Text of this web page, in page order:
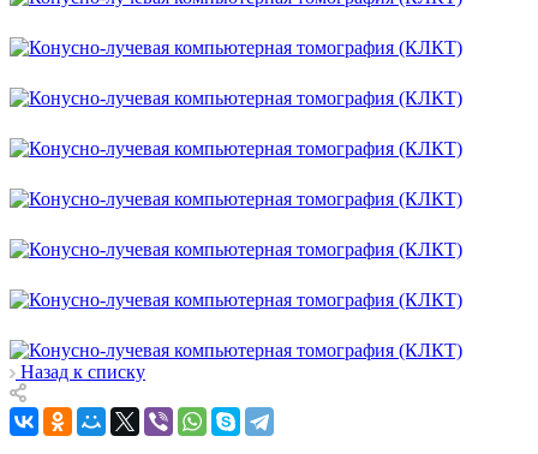
Назад к списку